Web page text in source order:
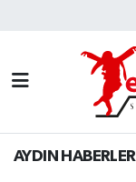
AYDIN HABERLERİ
Nöbetçi
Hava
Aydin